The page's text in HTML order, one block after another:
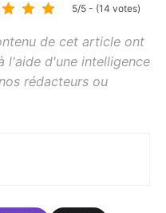
5/5 - (14 votes)